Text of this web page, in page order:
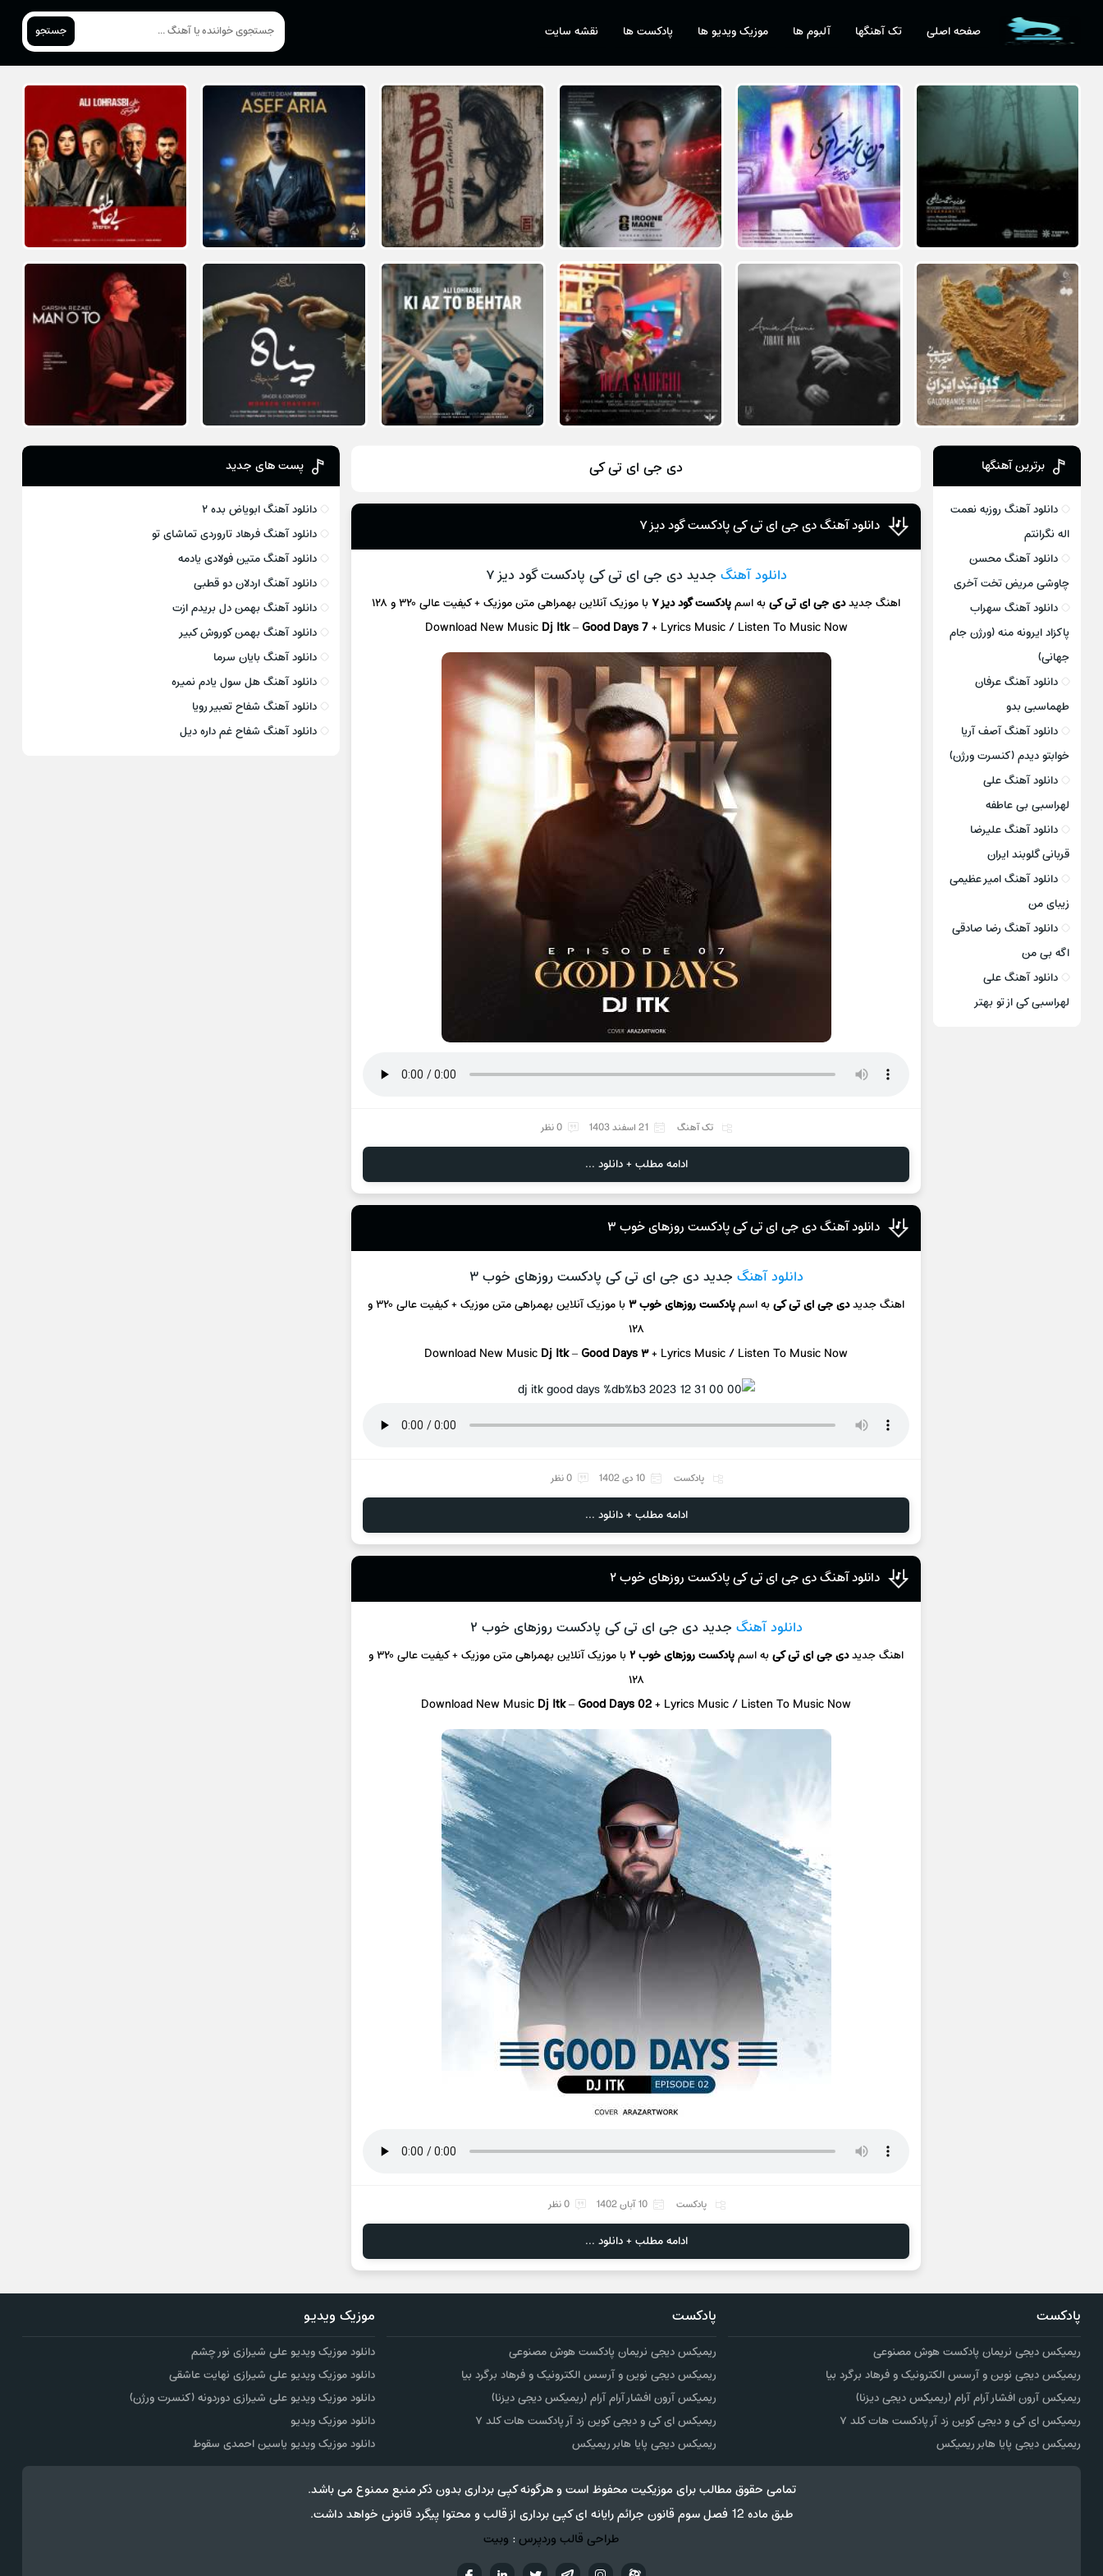
صفحه اصلی تک آهنگها آلبوم ها موزیک ویدیو ها پادکست ها نقشه سایت جستجو
دی جی ای تی کی
دانلود آهنگ دی جی ای تی کی پادکست گود دیز ۷
دانلود آهنگ جدید دی جی ای تی کی پادکست گود دیز ۷
اهنگ جدیددی جی ای تی کیبه اسمپادکست گود دیز ۷ با موزیک آنلاینبهمراهی متن موزیک + کیفیت عالی ۳۲۰ و ۱۲۸
Download New Music Dj Itk–Good Days 7+ Lyrics Music / Listen To Music Now
تک آهنگ 21 اسفند 1403 0 نظر
ادامه مطلب + دانلود ...
دانلود آهنگ دی جی ای تی کی پادکست روزهای خوب ۳
دانلود آهنگ جدید دی جی ای تی کی پادکست روزهای خوب ۳
اهنگ جدیددی جی ای تی کیبه اسمپادکست روزهای خوب ۳ با موزیک آنلاین
بهمراهی متن موزیک + کیفیت عالی ۳۲۰ و
۱۲۸
Download New Music Dj Itk– Good Days ۳+ Lyrics Music / Listen To Music Now
پادکست 10 دی 1402 0 نظر
ادامه مطلب + دانلود ...
دانلود آهنگ دی جی ای تی کی پادکست روزهای خوب ۲
دانلود آهنگ جدید دی جی ای تی کی پادکست روزهای خوب ۲
اهنگ جدیددی جی ای تی کیبه اسمپادکست روزهای خوب ۲ با موزیک آنلاین
بهمراهی متن موزیک + کیفیت عالی ۳۲۰ و
۱۲۸
Download New Music Dj Itk– Good Days 02+ Lyrics Music / Listen To Music Now
پادکست 10 آبان 1402 0 نظر
ادامه مطلب + دانلود ...
برترین آهنگها
دانلود آهنگ روزبه نعمت
اله نگرانتم
دانلود آهنگ محسن
چاوشی مریض تخت آخری
دانلود آهنگ سهراب
پاکزاد ایرونه منه (ورژن جام
جهانی)
دانلود آهنگ عرفان
طهماسبی بدو
دانلود آهنگ آصف آریا
خوابتو دیدم (کنسرت ورژن)
دانلود آهنگ علی
لهراسبی بی عاطفه
دانلود آهنگ علیرضا
قربانی گلوبند ایران
دانلود آهنگ امیر عظیمی
زیبای من
دانلود آهنگ رضا صادقی
اگه بی من
دانلود آهنگ علی
لهراسبی کی از تو ‌بهتر
پست های جدید
دانلود آهنگ ابویاض بده ۲
دانلود آهنگ فرهاد تاروردی تماشای تو
دانلود آهنگ متین فولادی یادمه
دانلود آهنگ اردلان دو قطبی
دانلود آهنگ بهمن دل بریدم ازت
دانلود آهنگ بهمن کوروش کبیر
دانلود آهنگ بایان سرما
دانلود آهنگ هل سول یادم نمیره
دانلود آهنگ شفاح تعبیر رویا
دانلود آهنگ شفاح غم داره دیل
پادکست
ریمیکس دیجی نریمان پادکست هوش مصنوعی
ریمیکس دیجی نوین و آرسس الکترونیک و فرهاد برگرد بیا
ریمیکس آرون افشار آرام آرام (ریمیکس دیجی دیزنا)
ریمیکس ای کی و دیجی کوین زد آر پادکست هات کلد ۷
ریمیکس دیجی پایا هابر ریمیکس
پادکست
ریمیکس دیجی نریمان پادکست هوش مصنوعی
ریمیکس دیجی نوین و آرسس الکترونیک و فرهاد برگرد بیا
ریمیکس آرون افشار آرام آرام (ریمیکس دیجی دیزنا)
ریمیکس ای کی و دیجی کوین زد آر پادکست هات کلد ۷
ریمیکس دیجی پایا هابر ریمیکس
موزیک ویدیو
دانلود موزیک ویدیو علی شیرازی نور چشم
دانلود موزیک ویدیو علی شیرازی نهایت عاشقی
دانلود موزیک ویدیو علی شیرازی دوردونه (کنسرت ورژن)
دانلود موزیک ویدیو
دانلود موزیک ویدیو یاسین احمدی سقوط
تمامی حقوق مطالب برای موزیکیت محفوظ است و هرگونه کپی برداری بدون ذکر منبع ممنوع می باشد.
طبق ماده 12 فصل سوم قانون جرائم رایانه ای کپی برداری از قالب و محتوا پیگرد قانونی خواهد داشت.
طراحی قالب وردپرس: وبیت